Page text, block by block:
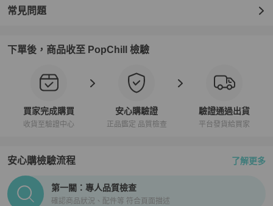
常見問題
下單後，商品收至 PopChill 檢驗
買家完成購買
收貨至驗證中心
安心購驗證
正品鑑定 品質檢查
驗證通過出貨
平台發貨給買家
安心購檢驗流程 了解更多
PopChill拍拍圈正品驗證、安心購檢驗流程介紹
第一關：專人品質檢查
確認商品狀況、配件等 符合頁面描述